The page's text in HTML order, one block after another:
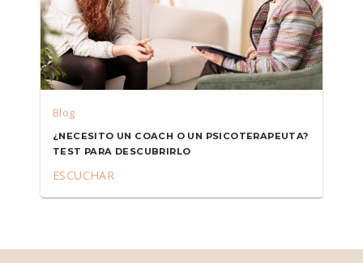
Blog
¿NECESITO UN COACH O UN PSICOTERAPEUTA?
TEST PARA DESCUBRIRLO
ESCUCHAR